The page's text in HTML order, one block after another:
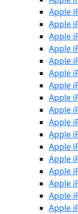
Apple
Apple
Apple
Apple
Apple
Apple
Apple
Apple
Apple
Apple
Apple
Apple
Apple
Apple
Apple
Apple
Apple